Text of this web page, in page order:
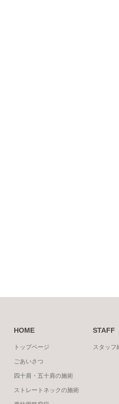
HOME
トップページ
ごあいさつ
四十肩・五十肩の施術
ストレートネックの施術
STAFF
スタッフ